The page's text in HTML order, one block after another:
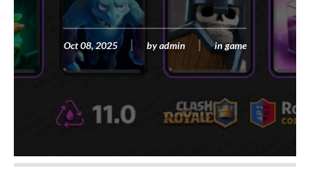
Oct 08, 2025 by admin ingame